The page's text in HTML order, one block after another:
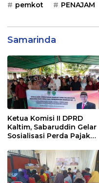
pemkot PENAJAM
Samarinda
Ketua Komisi II DPRD
Kaltim, Sabaruddin Gelar
Sosialisasi Perda Pajak
Sepinggan Raya
Balikpapan